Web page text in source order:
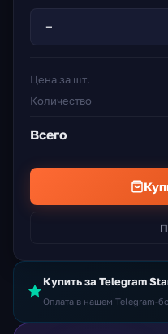
−
Цена за шт.
Количество
Всего
Купить за Telegram
Оплата в нашем Telegram-